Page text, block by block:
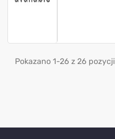
Pokazano 1-26 z 26 pozycji